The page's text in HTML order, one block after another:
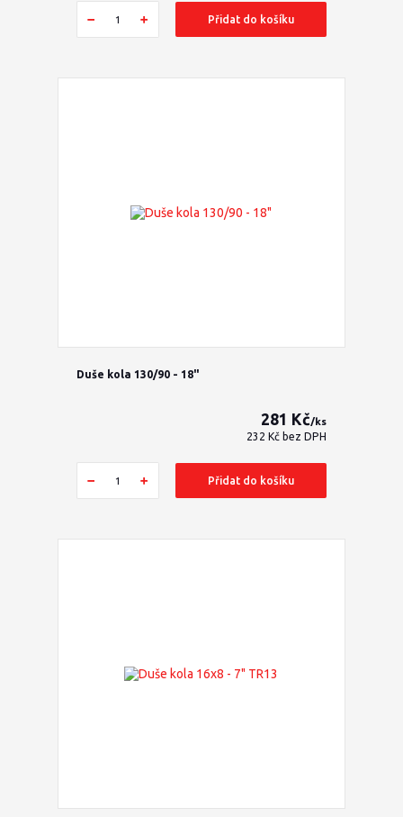
Přidat do košíku
Duše kola 130/90 - 18"
281 Kč/ks
232 Kč bez DPH
Přidat do košíku